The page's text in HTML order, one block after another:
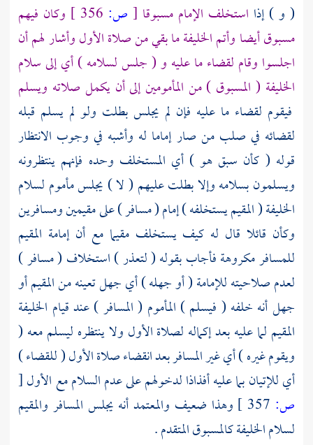
( و ) إذا استخلف الإمام مسبوقا [ ص:
وكان فيهم
مسبوق أيضا وأتم الخليفة ما بقي من صلاة الأول وأشار لهم أن
اجلسوا وقام لقضاء ما عليه و ( جلس لسلامه ) أي إلى سلام
الخليفة ( المسبوق ) من المأمومين إلى أن يكمل صلاته ويسلم
فيقوم لقضاء ما عليه فإن لم يجلس بطلت ولو لم يسلم قبله
لقضائه في صلب من صار إماما له وأشبه في وجوب الانتظار
قوله ( كأن سبق هو ) أي المستخلف وحده فإنهم ينتظرونه
ويسلمون بسلامه وإلا بطلت عليهم ( لا ) يجلس مأموم لسلام
الخليفة ( المقيم يستخلفه ) إمام ( مسافر ) على مقيمين ومسافرين
وكأن قائلا قال له كيف يستخلف مقيما مع أن إمامة المقيم
للمسافر مكروهة فأجاب بقوله ( لتعذر ) استخلاف ( مسافر )
لعدم صلاحيته للإمامة ( أو جهله ) أي جهل تعينه من المقيم أو
جهل أنه خلفه ( فيسلم ) المأموم ( المسافر ) عند قيام الخليفة
المقيم لما عليه بعد إكماله لصلاة الأول ولا ينتظره ليسلم معه (
ويقوم غيره ) أي غير المسافر بعد انقضاء صلاة الأول ( للقضاء )
أي للإتيان بما عليه أفذاذا لدخولهم على عدم السلام مع الأول[
ص:
وهذا ضعيف والمعتمد أنه يجلس المسافر والمقيم
لسلام الخليفة كالمسبوق المتقدم .